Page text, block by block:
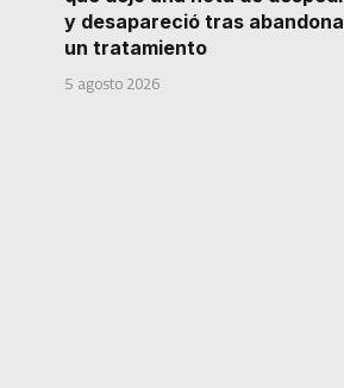
y desapareció tras
un tratamiento
5 agosto 2026